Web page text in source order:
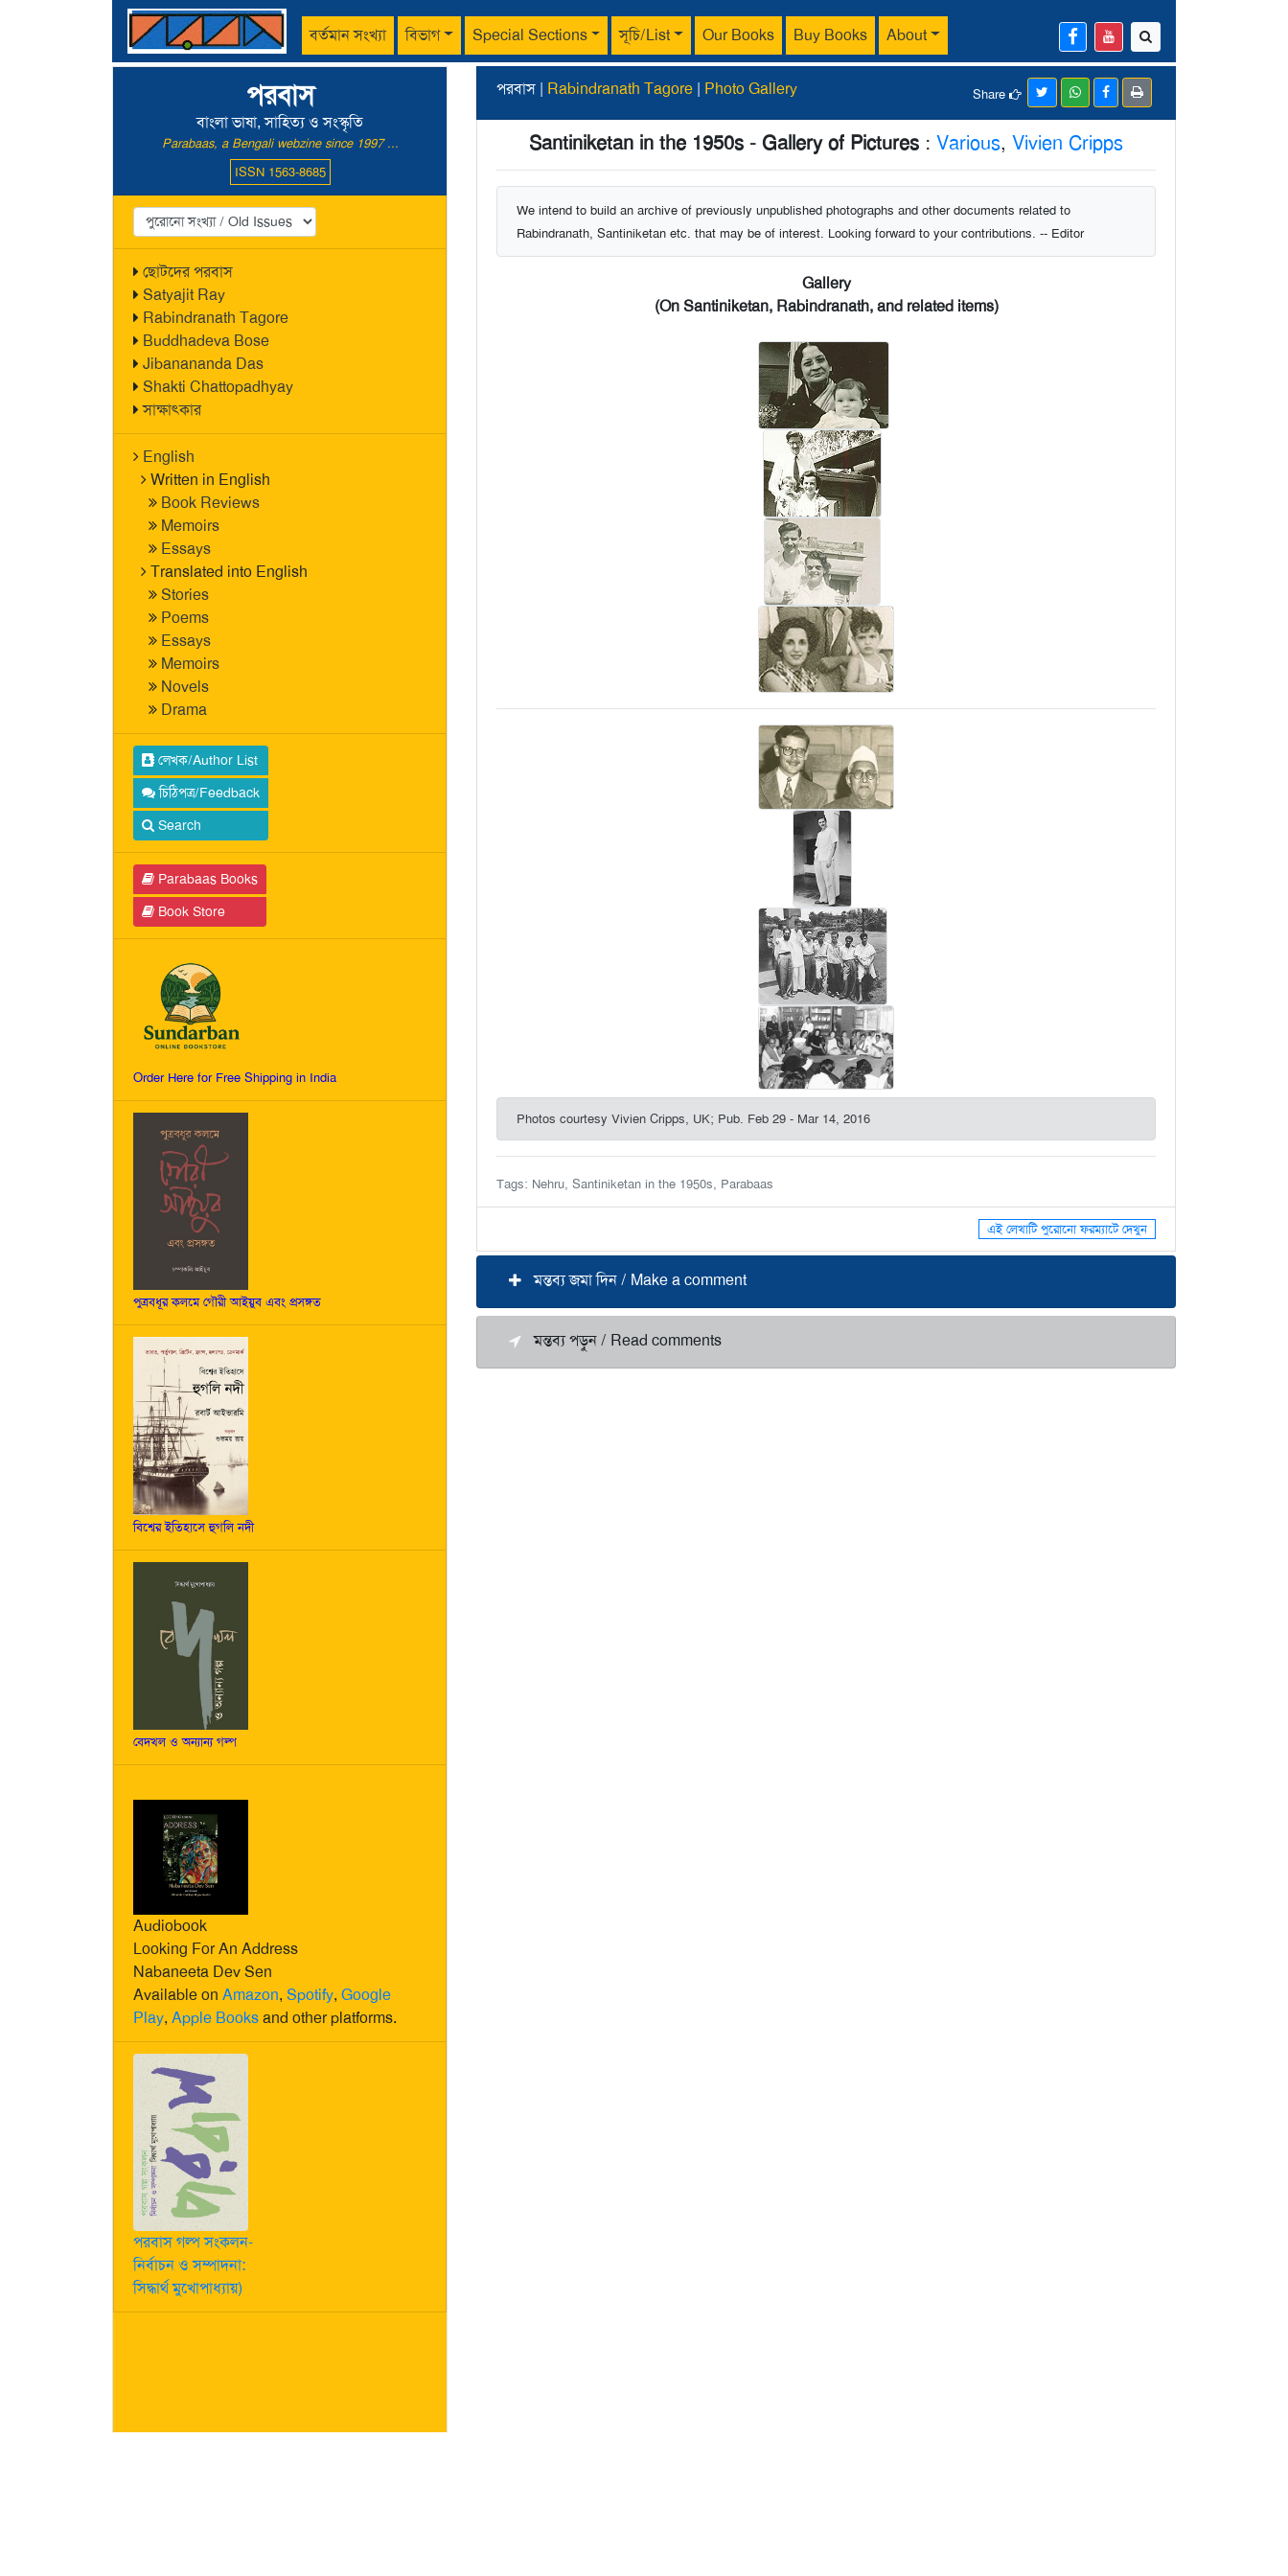
বর্তমান সংখ্যা বিভাগ Special Sections সূচি/List Our Books Buy Books About
পরবাস
বাংলা ভাষা, সাহিত্য ও সংস্কৃতি
Parabaas, a Bengali webzine since 1997 ...
ISSN 1563-8685
ছোটদের পরবাস
Satyajit Ray
Rabindranath Tagore
Buddhadeva Bose
Jibanananda Das
Shakti Chattopadhyay
সাক্ষাৎকার
English
Written in English
Book Reviews
Memoirs
Essays
Translated into English
Stories
Poems
Essays
Memoirs
Novels
Drama
লেখক/Author List
চিঠিপত্র/Feedback
Search
Parabaas Books
Book Store
Order Here for Free Shipping in India
পুত্রবধূর কলমে গৌরী আইয়ুব এবং প্রসঙ্গত
বিশ্বের ইতিহাসে হুগলি নদী
বেদখল ও অন্যান্য গল্প
Audiobook
Looking For An Address
Nabaneeta Dev Sen
Available on Amazon, Spotify, Google
Play, Apple Booksand other platforms.
পরবাস গল্প সংকলন-
নির্বাচন ও সম্পাদনা:
সিদ্ধার্থ মুখোপাধ্যায়)
পরবাস | Rabindranath Tagore | Photo Gallery Share
Santiniketan in the 1950s - Gallery of Pictures : Various, Vivien Cripps
We intend to build an archive of previously unpublished photographs and other documents related to
Rabindranath, Santiniketan etc. that may be of interest. Looking forward to your contributions. -- Editor
Gallery
(On Santiniketan, Rabindranath, and related items)
Photos courtesy Vivien Cripps, UK; Pub. Feb 29 - Mar 14, 2016
Tags: Nehru, Santiniketan in the 1950s, Parabaas
এই লেখাটি পুরোনো ফরম্যাটে দেখুন
মন্তব্য জমা দিন / Make a comment
মন্তব্য পড়ুন / Read comments